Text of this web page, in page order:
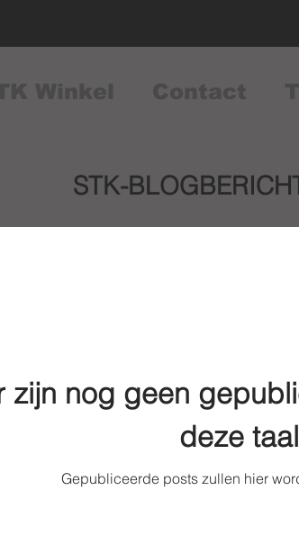
Winkel Contact
STK-
zijn nog geen
deze taal
Gepubliceerde posts zullen hier